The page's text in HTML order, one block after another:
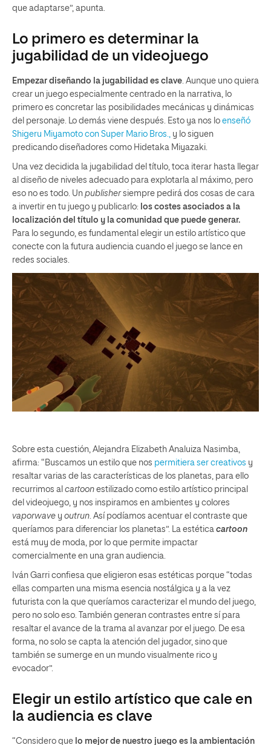
que adaptarse”, apunta.
Lo primero es determinar la
jugabilidad de un videojuego
Empezar diseñando la jugabilidad es clave . Aunque uno quiera
crear un juego especialmente centrado en la narrativa, lo
primero es concretar las posibilidades mecánicas y dinámicas
del personaje. Lo demás viene después. Esto ya nos lo enseñó
Shigeru Miyamoto con Super Mario Bros.,
y lo siguen
predicando diseñadores como Hidetaka Miyazaki.
Una vez decidida la jugabilidad del título, toca iterar hasta llegar
al diseño de niveles adecuado para explotarla al máximo, pero
eso no es todo. Un publishersiempre pedirá dos cosas de cara
a invertir en tu juego y publicarlo: los costes asociados a la
localización del título y la comunidad que puede generar.
Para lo segundo, es fundamental elegir un estilo artístico que
conecte con la futura audiencia cuando el juego se lance en
redes sociales.
Sobre esta cuestión, Alejandra Elizabeth Analuiza Nasimba,
afirma: “Buscamos un estilo que nos permitiera ser creativos y
resaltar varias de las características de los planetas, para ello
recurrimos al cartoon estilizado como estilo artístico principal
del videojuego, y nos inspiramos en ambientes y colores
vaporwave y outrun. Así podíamos acentuar el contraste que
queríamos para diferenciar los planetas”. La estética cartoon
está muy de moda, por lo que permite impactar
comercialmente en una gran audiencia.
Iván Garri confiesa que eligieron esas estéticas porque “todas
ellas comparten una misma esencia nostálgica y a la vez
futurista con la que queríamos caracterizar el mundo del juego,
pero no solo eso. También generan contrastes entre sí para
resaltar el avance de la trama al avanzar por el juego. De esa
forma, no solo se capta la atención del jugador, sino que
también se sumerge en un mundo visualmente rico y
evocador”.
Elegir un estilo artístico que cale en
la audiencia es clave
“Considero que lo mejor de nuestro juego es la ambientación